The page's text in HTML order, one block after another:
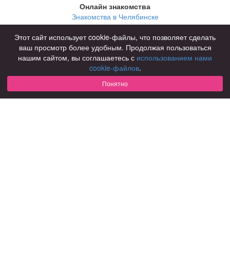
Онлайн знакомства
Знакомства в Челябинске
Знакомства в Омске
Знакомства в Нижнем Новгороде
Для чего
для брака и создания семьи
для любви и с/о
для дружбы
Этот сайт использует cookie-файлы, что позволяет сделать
ваш просмотр более удобным. Продолжая пользоваться
нашим сайтом, вы соглашаетесь с использованием нами
cookie-файлов.
Понятно